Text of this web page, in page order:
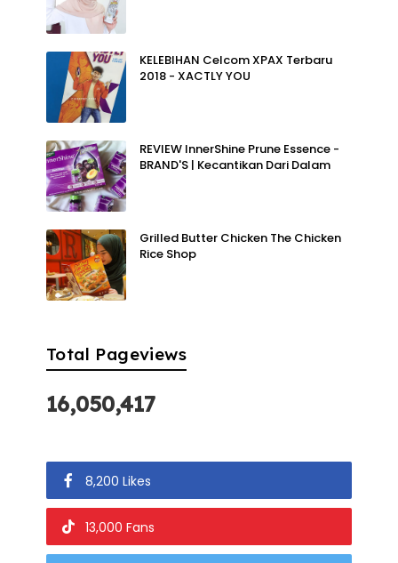
KELEBIHAN Celcom XPAX Terbaru
2018 - XACTLY YOU
REVIEW InnerShine Prune Essence -
BRAND'S | Kecantikan Dari Dalam
Grilled Butter Chicken The Chicken
Rice Shop
Total Pageviews
16,050,417
8,200 Likes
13,000 Fans